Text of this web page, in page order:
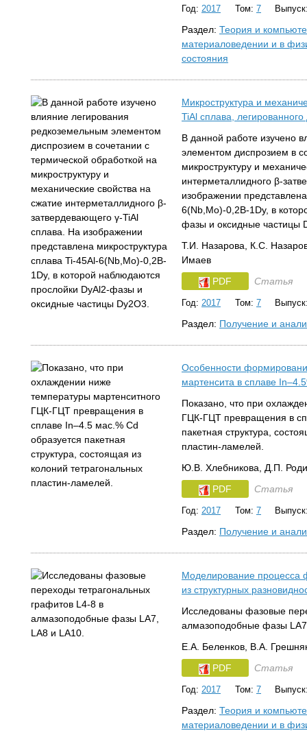
Год: 2017 Том: 7
Раздел: Теория и
материаловедении и в
состояния
Микроструктура и
TiAl сплава,
В данной работе изучено
элементом диспрозием в
микроструктуру и
интерметаллидного β-
изображении
6(Nb,Mo)-0,2B-1Dy, в
фазы и оксидные частицы
Т.И. Назарова, К.С.
Имаев
PDF
Статья
Год: 2017 Том: 7
Раздел: Получение и
Особенности
мартенсита в сплаве
Показано, что при
ГЦК-ГЦТ превращения в
пакетная структура,
пластин-ламелей.
Ю.В. Хлебникова, Д.П.
PDF
Статья
Год: 2017 Том: 7
Раздел: Получение и
Моделирование процесса
из структурных
Исследованы фазовые
алмазоподобные фазы
Е.А. Беленков, В.А.
PDF
Статья
Год: 2017 Том: 7
Раздел: Теория и
материаловедении и в